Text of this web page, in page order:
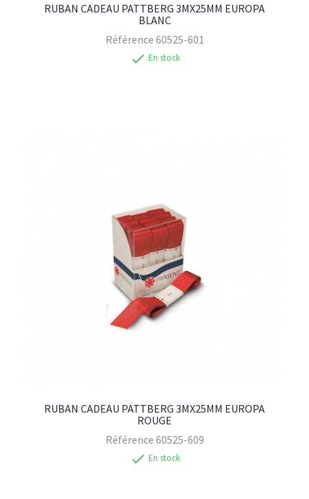
RUBAN CADEAU PATTBERG 3MX25MM EUROPA
BLANC
Référence 60525-601
check En stock
RUBAN CADEAU PATTBERG 3MX25MM EUROPA
ROUGE
Référence 60525-609
check En stock